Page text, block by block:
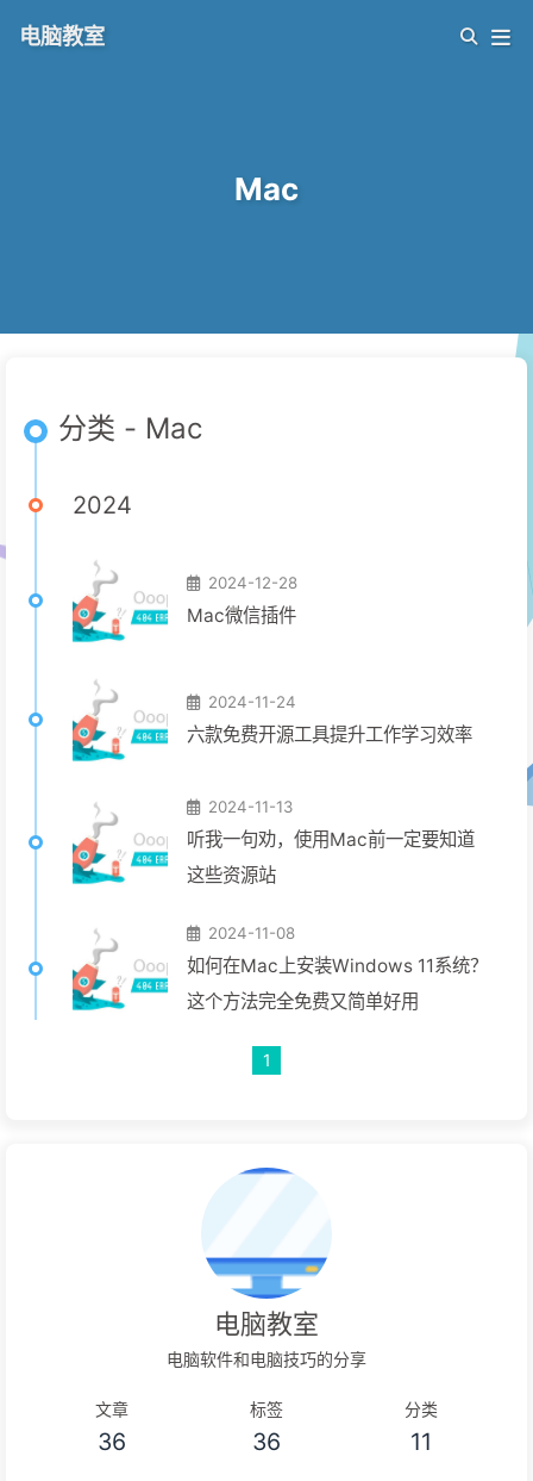
电脑教室
Mac
分类 - Mac
2024
2024-12-28
Mac微信插件
2024-11-24
六款免费开源工具提升工作学习效率
2024-11-13
听我一句劝，使用Mac前一定要知道
这些资源站
2024-11-08
如何在Mac上安装Windows 11系统？
这个方法完全免费又简单好用
1
电脑教室
电脑软件和电脑技巧的分享
文章
36
标签
36
分类
11